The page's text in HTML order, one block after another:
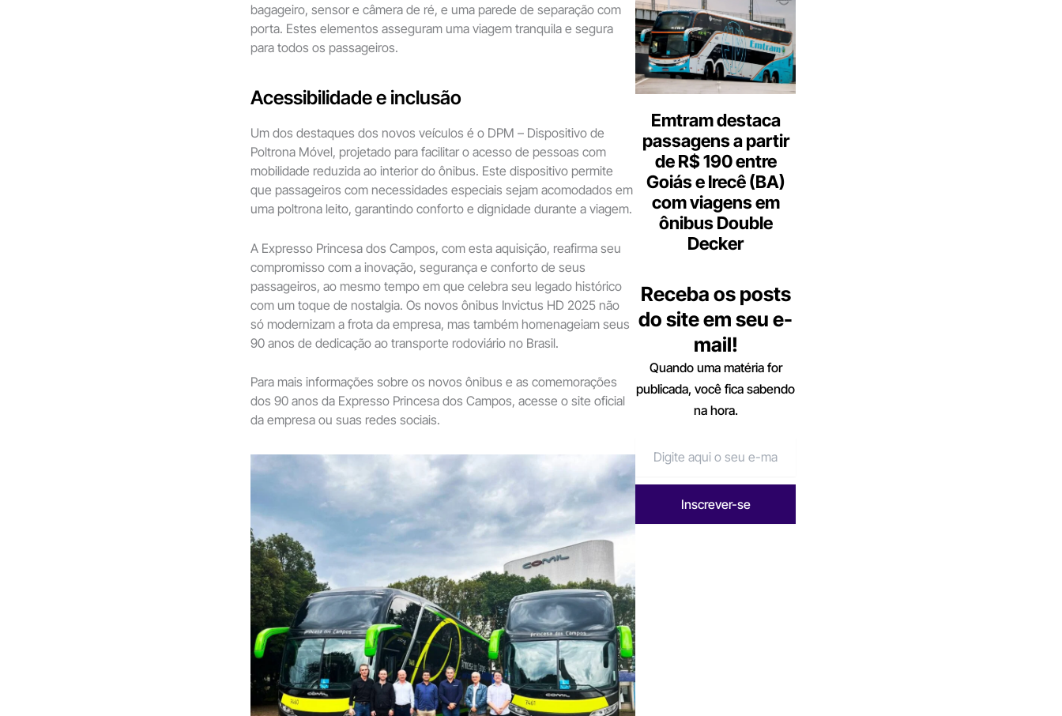
bagageiro, sensor e câmera de ré, e uma parede de separação com
porta. Estes elementos asseguram uma viagem tranquila e segura
para todos os passageiros.
Acessibilidade e inclusão
Um dos destaques dos novos veículos é o DPM – Dispositivo de
Poltrona Móvel, projetado para facilitar o acesso de pessoas com
mobilidade reduzida ao interior do ônibus. Este dispositivo permite
que passageiros com necessidades especiais sejam acomodados em
uma poltrona leito, garantindo conforto e dignidade durante a viagem.
A Expresso Princesa dos Campos, com esta aquisição, reafirma seu
compromisso com a inovação, segurança e conforto de seus
passageiros, ao mesmo tempo em que celebra seu legado histórico
com um toque de nostalgia. Os novos ônibus Invictus HD 2025 não
só modernizam a frota da empresa, mas também homenageiam seus
90 anos de dedicação ao transporte rodoviário no Brasil.
Para mais informações sobre os novos ônibus e as comemorações
dos 90 anos da Expresso Princesa dos Campos, acesse o site oficial
da empresa ou suas redes sociais.
Emtram destaca
passagens a partir
de R$ 190 entre
Goiás e Irecê (BA)
com viagens em
ônibus Double
Decker
Receba os posts
do site em seu e-
mail!
Quando uma matéria for
publicada, você fica sabendo
na hora.
Inscrever-se